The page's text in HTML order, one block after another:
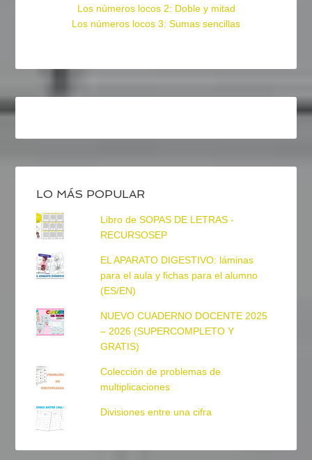
Los números locos 2: Doble y mitad
Los números locos 3: Sumas sencillas
LO MÁS POPULAR
Libro de SOPAS DE LETRAS -
RECURSOSEP
EL APARATO DIGESTIVO: láminas
para el aula y fichas para el alumno
(ES/EN)
NUEVO CUADERNO DOCENTE 2025
– 2026 (SUPERCOMPLETO Y
GRATIS)
Colección de problemas de
multiplicaciones
Divisiones entre una cifra